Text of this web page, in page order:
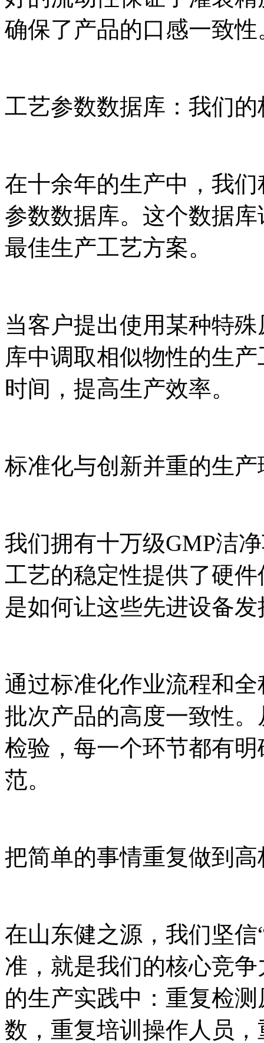
确保了产品的口感一致性
工艺参数数据库：我们
在十余年的生产中，我
参数数据库。这个数据
最佳生产工艺方案。
当客户提出使用某种特
库中调取相似物性的生
时间，提高生产效率。
标准化与创新并重的生产
我们拥有十万级GMP洁
工艺的稳定性提供了硬
是如何让这些先进设备
通过标准化作业流程和
批次产品的高度一致性
检验，每一个环节都有
范。
把简单的事情重复做到高
在山东健之源，我们坚
准，就是我们的核心竞
的生产实践中：重复检
数，重复培训操作人员